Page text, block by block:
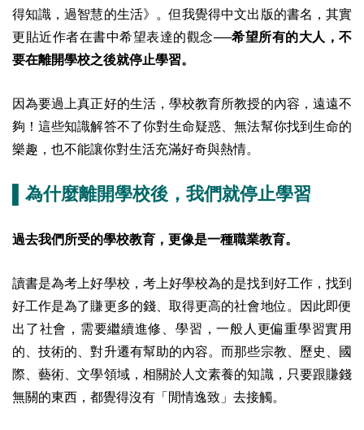
得知識，過智慧的生活》。但我覺得中文出版的書名，其實
更貼近作者在書中希望表達的觀念──希望所有的大人，不
要在離開學校之後就停止學習。
因為要過上真正好的生活，學校教育所教授的內容，遠遠不
夠！這些知識解答不了你對生命疑惑、無法幫你找到生命的
樂趣，也不能讓你對生活充滿好奇與熱情。
為什麼離開學校後，我們就停止學習
過去我們所受的學校教育，更像是一種職業教育。
讀書是為考上好學校，考上好學校為的是找到好工作，找到
好工作是為了賺更多的錢、取得更高的社會地位。因此即便
出了社會，需要繼續進修、學習，一般人更偏重學習實用
的、技術的、對升遷有幫助的內容。而那些宗教、歷史、國
際、藝術、文學領域，相關於人文素養的知識，只要跟賺錢
無關的東西，都覺得沒有「閒情逸致」去接觸。